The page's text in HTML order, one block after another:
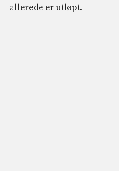
allerede er utløpt.